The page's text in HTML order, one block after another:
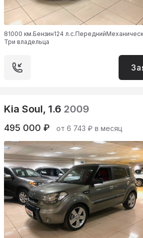
81000 км.Бензин124 л.с.Передний
Три владельца
Kia Soul, 1.6 2009
495 000 ₽ от 6 743 ₽ в месяц